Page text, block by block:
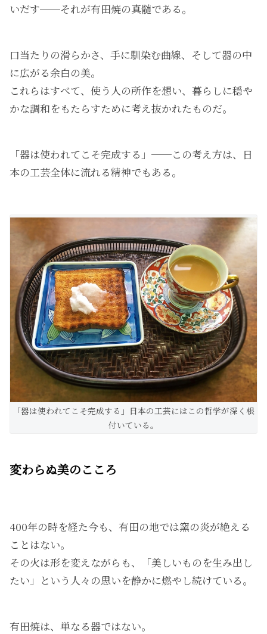
いだす──それが有田焼の真髄である。
口当たりの滑らかさ、手に馴染む曲線、そして器の中
に広がる余白の美。
これらはすべて、使う人の所作を想い、暮らしに穏や
かな調和をもたらすために考え抜かれたものだ。
「器は使われてこそ完成する」──この考え方は、日
本の工芸全体に流れる精神でもある。
「器は使われてこそ完成する」日本の工芸にはこの哲学が深く根
付いている。
変わらぬ美のこころ
400年の時を経た今も、有田の地では窯の炎が絶える
ことはない。
その火は形を変えながらも、「美しいものを生み出し
たい」という人々の思いを静かに燃やし続けている。
有田焼は、単なる器ではない。